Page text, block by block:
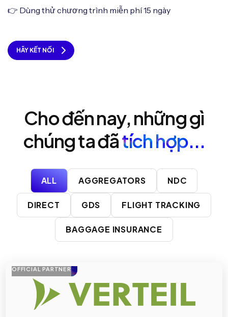
👉 Dùng thử chương trình miễn phí 15 ngày
HÃY KẾT NỐI
Cho đến nay, những gì
chúng ta đãtích hợp...
ALL AGGREGATORS NDC
DIRECT GDS FLIGHT TRACKING
BAGGAGE INSURANCE
OFFICIAL PARTNER